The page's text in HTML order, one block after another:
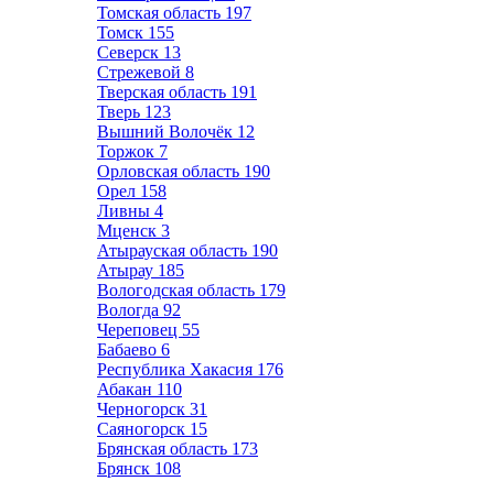
Томская область 197
Томск 155
Северск 13
Стрежевой 8
Тверская область 191
Тверь 123
Вышний Волочёк 12
Торжок 7
Орловская область 190
Орел 158
Ливны 4
Мценск 3
Атырауская область 190
Атырау 185
Вологодская область 179
Вологда 92
Череповец 55
Бабаево 6
Республика Хакасия 176
Абакан 110
Черногорск 31
Саяногорск 15
Брянская область 173
Брянск 108